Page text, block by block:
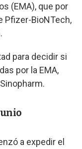
(EMA), que por
Pfizer-BioNTech,
para decidir si
por la EMA,
a expedir el